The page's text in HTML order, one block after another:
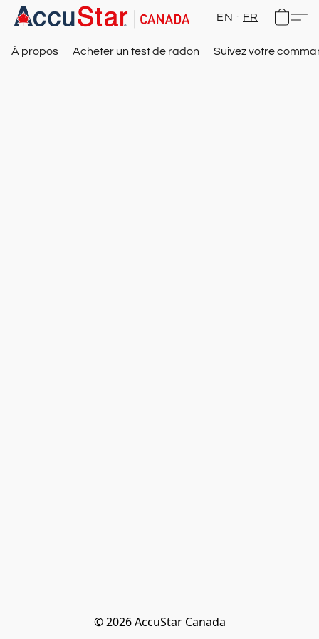
EN FR
À propos Acheter un test de radon Suivez votre
© 2026 AccuStar Canada